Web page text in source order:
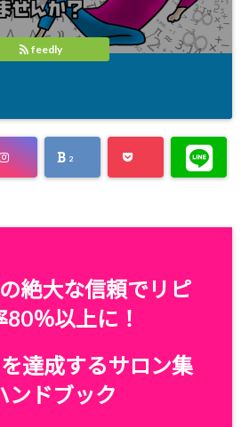
feedly
2
絶大な信頼でリピ
80％以上に！
達成するサロン集
ンドブック